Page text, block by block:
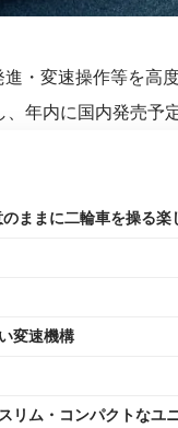
・変速操作等を高
年内に国内発売予
ままに二輪車を操る楽
変速機構
リム・コンパクトなユ